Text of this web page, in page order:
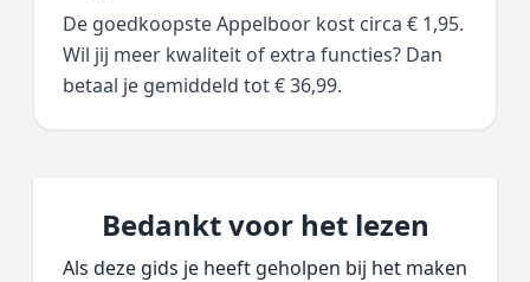
De goedkoopste Appelboor kost circa € 1,95.
Wil jij meer kwaliteit of extra functies? Dan
betaal je gemiddeld tot € 36,99.
Bedankt voor het lezen
Als deze gids je heeft geholpen bij het maken